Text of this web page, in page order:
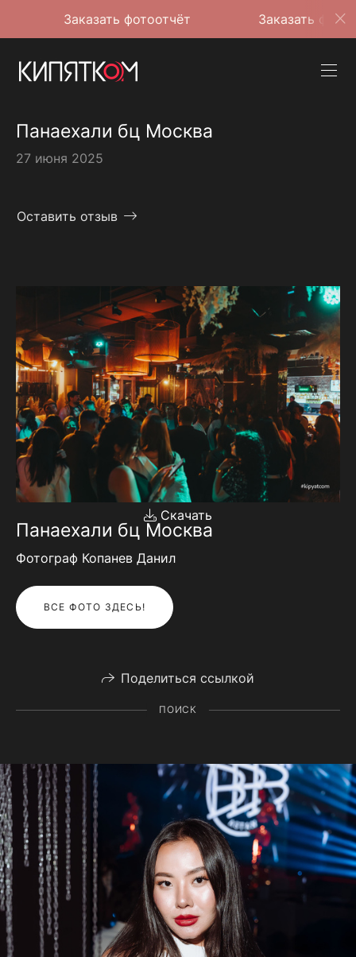
Заказать фотоотчёт Заказать фотоотчёт
Панаехали бц Москва
27 июня 2025
Оставить отзыв
Скачать
Панаехали бц Москва
Фотограф Копанев Данил
ВСЕ ФОТО ЗДЕСЬ!
Поделиться ссылкой
ПОИСК